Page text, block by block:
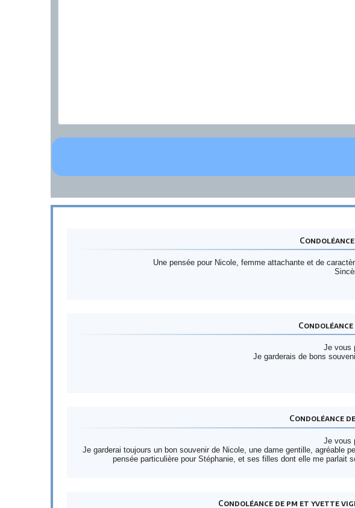
Une pensée pour Nicole, femme attachante et de
Condoléance
Je vous
Je garderais de bons
Condoléance
Je vous
Je garderai toujours un bon souvenir de Nicole, une dame gentille, agréable
pensée particulière pour Stéphanie, et ses filles dont elle me parlait
Condoléance de pm et yvette